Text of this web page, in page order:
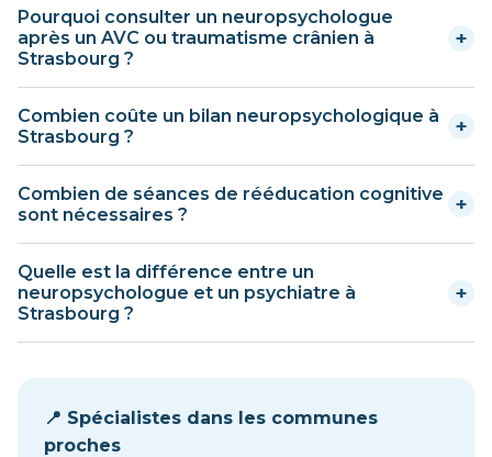
Pourquoi consulter un neuropsychologue
après un AVC ou traumatisme crânien à
Strasbourg ?
+
(mémoire, attention, langage, raisonnement) affectées
programme de rééducation cognitive personnalisé pour
aider le patient à retrouver ses capacités et son
autonomie.
Combien coûte un bilan neuropsychologique à
Strasbourg ?
+
coûte généralement entre 400 et 900 euros. Il est
prescription et le statut ALD. En structure hospitalière,
le remboursement est à 100% ; en libéral, variable selon
la convention du praticien.
Combien de séances de rééducation cognitive
sont nécessaires ?
+
au bilan. En moyenne, une rééducation cognitive à
Strasbourg dure de 20 à 50 séances (1 à 2 fois par
semaine), sur 6 à 18 mois. Le neuropsychologue ajuste le
Quelle est la différence entre un
neuropsychologue et un psychiatre à
Strasbourg ?
+
langage). Le psychiatre traite les troubles psychiatriques
(dépression, anxiété). Après une lésion cérébrale à
📍 Spécialistes dans les communes
proches